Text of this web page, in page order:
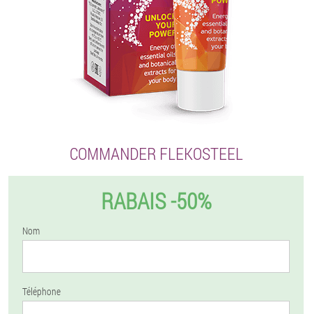
COMMANDER FLEKOSTEEL
RABAIS -50%
Nom
Téléphone